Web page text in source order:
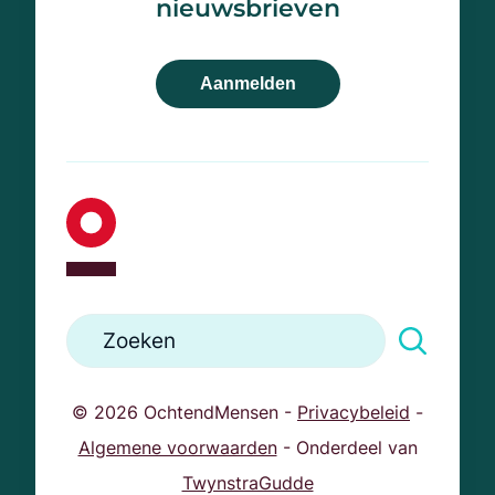
nieuwsbrieven
Aanmelden
© 2026 OchtendMensen - Privacybeleid -
Algemene voorwaarden- Onderdeel van
TwynstraGudde